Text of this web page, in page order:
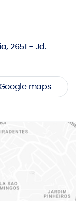
2651 - Jd.
Google maps